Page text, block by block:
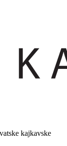
kajkavske